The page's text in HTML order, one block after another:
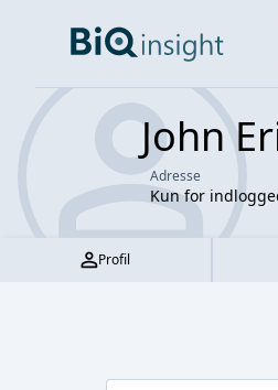
John
Adresse
Kun for
Profil